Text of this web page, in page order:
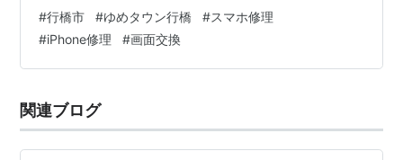
麗な画面に交換した後 ガラスコーティング もセットで施
工した端末になります✨ 画面交換 と ガラスコーティング
を一緒に行うと セット割引 で ガラスコーティング が
はぜひ当店へ…
#行橋市 #ゆめタウン行橋 #スマホ修理
#iPhone修理 #画面交換
関連ブログ